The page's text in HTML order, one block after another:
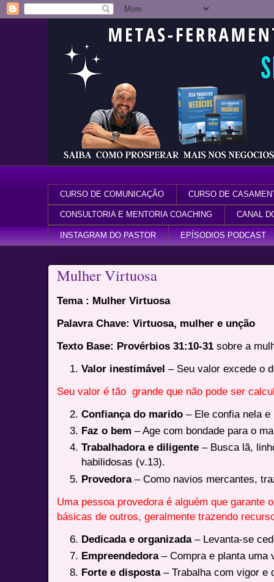
CURSO DE COMUNICAÇÃO CURSO DE
CONSULTORIA E MENTORIA COACHING CANAL
INSTAGRAM DO PASTOR EPÍSODIOS PODCAST
Mulher Virtuosa
Tema : Mulher Virtuosa
Palavra Chave: Virtuosa, mulher e unção
Texto Base: Provérbios 31:10-31 sobre a
Valor inestimável – Seu valor excede o
Seu valor é tão grande que não pode ser
Confiança do marido – Ele confia nela
Faz o bem – Age com bondade para o
Trabalhadora e diligente – Busca lã,
habilidosas (v.13).
Provedora– Como navios mercantes,
Uma pessoa provedora é alguém que garante
básicas de outros, geralmente trazendo
Dedicada e organizada– Levanta-se
Empreendedora– Compra e planta uma
Forte e disposta– Trabalha com vigor e